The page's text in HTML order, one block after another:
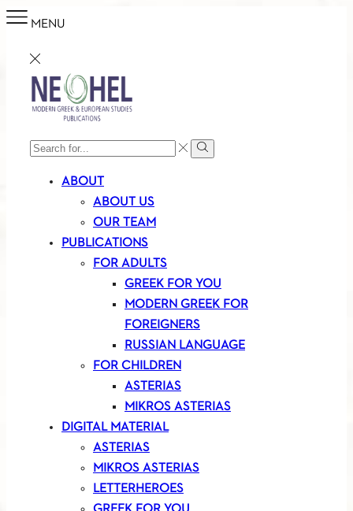
MENU
SEARCH
Search
ABOUT
ABOUT US
OUR TEAM
PUBLICATIONS
FOR ADULTS
GREEK FOR YOU
MODERN GREEK FOR
FOREIGNERS
RUSSIAN LANGUAGE
FOR CHILDREN
ASTERIAS
MIKROS ASTERIAS
DIGITAL MATERIAL
ASTERIAS
MIKROS ASTERIAS
LETTERHEROES